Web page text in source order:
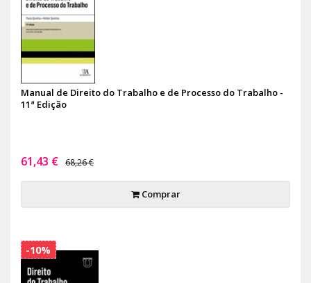
Manual de Direito do Trabalho e de Processo do Trabalho -
11ª Edição
61,43 € 68,26 €
Comprar
-10%